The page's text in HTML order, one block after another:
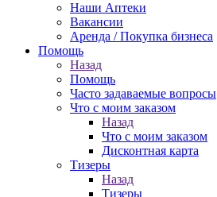
Наши Аптеки
Вакансии
Аренда / Покупка бизнеса
Помощь
Назад
Помощь
Часто задаваемые вопросы
Что с моим заказом
Назад
Что с моим заказом
Дисконтная карта
Тизеры
Назад
Тизеры